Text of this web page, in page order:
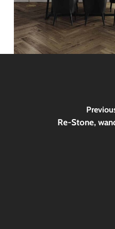
Re-Stone,